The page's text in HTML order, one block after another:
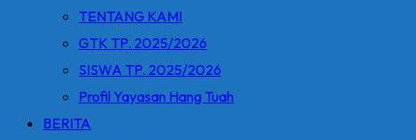
TENTANG KAMI
GTK TP. 2025/2026
SISWA TP. 2025/2026
Profil Yayasan Hang Tuah
BERITA